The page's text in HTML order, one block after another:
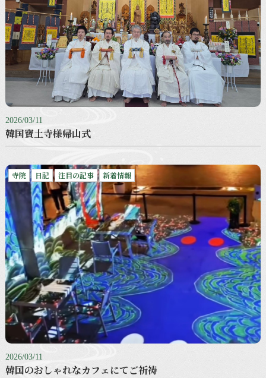
2026/03/11
韓国寶土寺様帰山式
寺院 日記 注目の記事 新着情報
2026/03/11
韓国のおしゃれなカフェにてご祈祷